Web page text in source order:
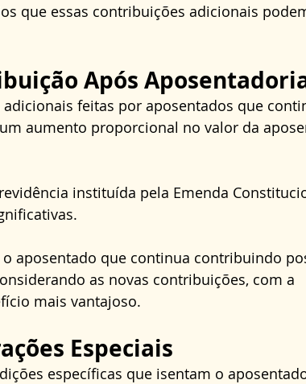
que essas contribuições adicionais
Após
feitas por aposentados que
aumento proporcional no valor da
instituída pela Emenda
aposentado que continua contribuindo
as novas contribuições, com a
mais vantajoso.
Especiais
específicas que isentam o